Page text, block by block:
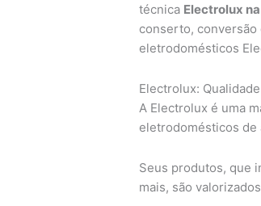
técnica Electrolux
conserto, conversão
eletrodomésticos
Electrolux:
A Electrolux é uma
eletrodomésticos de
Seus produtos, que
mais, são